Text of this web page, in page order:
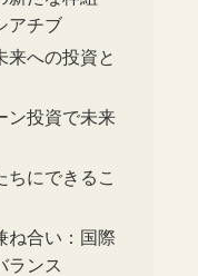
アチブ
来への投資と
ン投資で未来
ちにできるこ
ね合い：国際
ランス